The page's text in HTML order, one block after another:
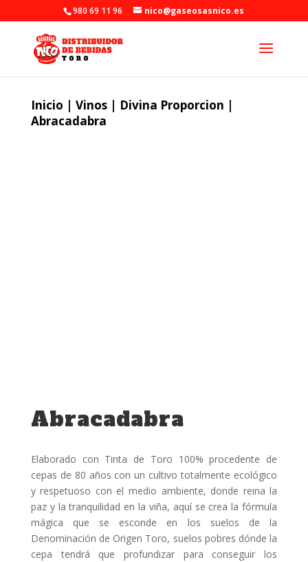
980 69 11 96 nico@gaseosasnico.es
Inicio | Vinos| Divina Proporcion |
Abracadabra
Abracadabra
Elaborado con Tinta de Toro 100% procedente de
cepas de 80 años con un cultivo totalmente ecológico
y respetuoso con el medio ambiente, donde reina la
paz y la tranquilidad en la viña, aquí se crea la fórmula
mágica que se esconde en los suelos de la
Denominación de Origen Toro, suelos pobres dónde la
cepa tendrá que profundizar para conseguir los